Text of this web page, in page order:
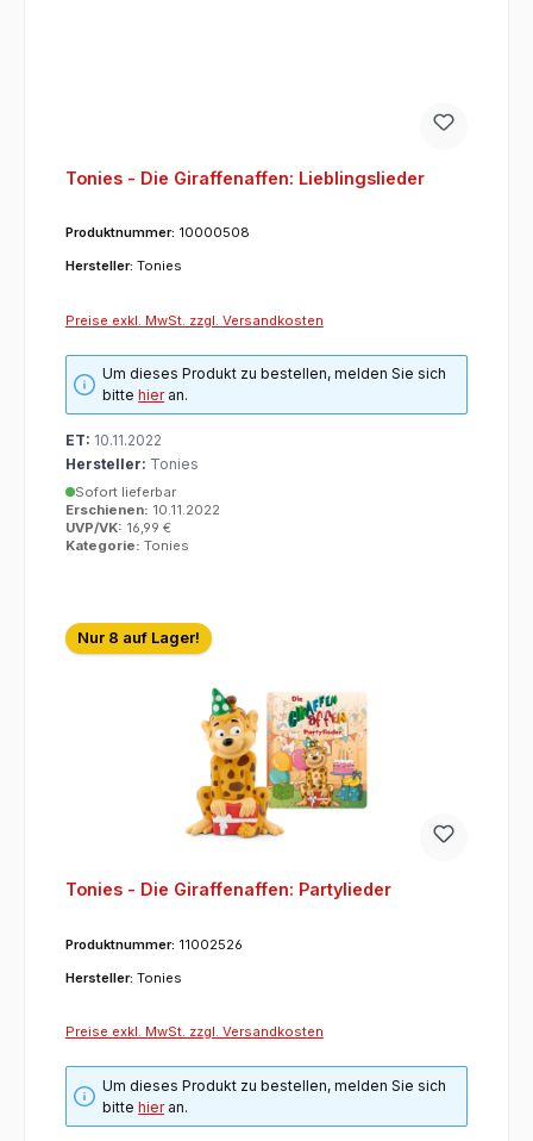
Tonies - Die Giraffenaffen: Lieblingslieder
Produktnummer: 10000508
Hersteller: Tonies
Preise exkl. MwSt. zzgl. Versandkosten
Um dieses Produkt zu bestellen, melden Sie sich
bittehieran.
ET: 10.11.2022
Hersteller: Tonies
Sofort lieferbar
Erschienen: 10.11.2022
UVP/VK: 16,99 €
Kategorie: Tonies
Nur 8 auf Lager!
Tonies - Die Giraffenaffen: Partylieder
Produktnummer: 11002526
Hersteller: Tonies
Preise exkl. MwSt. zzgl. Versandkosten
Um dieses Produkt zu bestellen, melden Sie sich
bittehieran.